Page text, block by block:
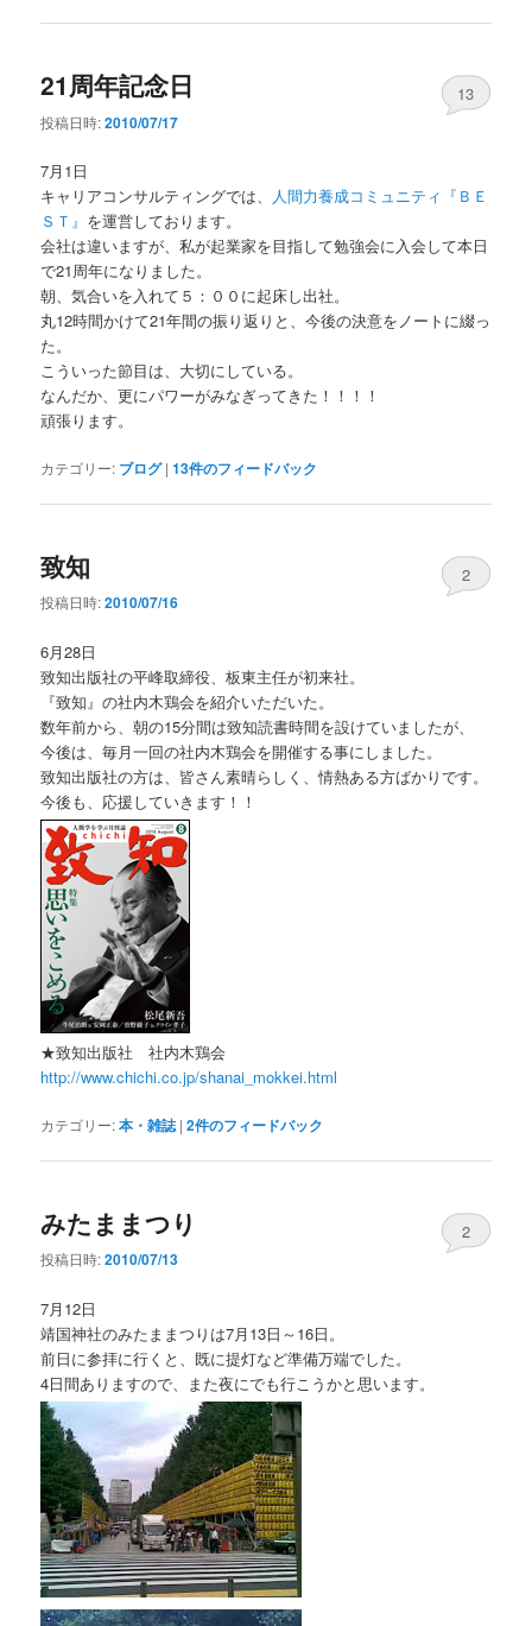
21周年記念日
投稿日時:2010/07/17
13
7月1日
キャリアコンサルティングでは、
人間力養成コミュニティ『ＢＥ
ＳＴ』 を運営しております。
会社は違いますが、私が起業家を目指して勉強会に入会して本日
で21周年になりました。
朝、気合いを入れて５：００に起床し出社。
丸12時間かけて21年間の振り返りと、今後の決意をノートに綴っ
た。
こういった節目は、大切にしている。
なんだか、更にパワーがみなぎってきた！！！！
頑張ります。
カテゴリー: ブログ |13件のフィードバック
致知
投稿日時:2010/07/16
2
6月28日
致知出版社の平峰取締役、板東主任が初来社。
『致知』の社内木鶏会を紹介いただいた。
数年前から、朝の15分間は致知読書時間を設けていましたが、
今後は、毎月一回の社内木鶏会を開催する事にしました。
致知出版社の方は、皆さん素晴らしく、情熱ある方ばかりです。
今後も、応援していきます！！
★致知出版社 社内木鶏会
http://www.chichi.co.jp/shanai_mokkei.html
カテゴリー:本・雑誌 |2件のフィードバック
みたままつり
投稿日時:2010/07/13
2
7月12日
靖国神社のみたままつりは7月13日～16日。
前日に参拝に行くと、既に提灯など準備万端でした。
4日間ありますので、また夜にでも行こうかと思います。